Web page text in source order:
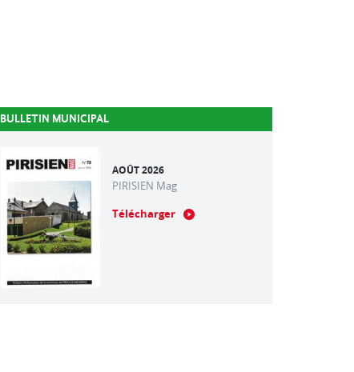
BULLETIN MUNICIPAL
AOÛT 2026
PIRISIEN Mag
Télécharger